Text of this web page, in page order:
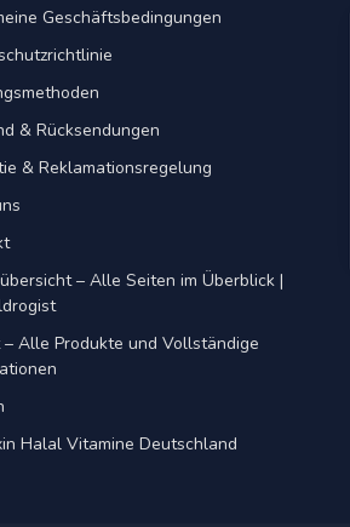
Geschäftsbedingungen
& Rücksendungen
& Reklamationsregelung
– Alle Seiten im Überblick |
Alle Produkte und Vollständige
Halal Vitamine Deutschland